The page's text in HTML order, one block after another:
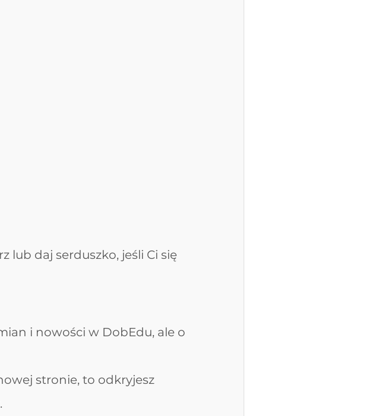
lub daj serduszko, jeśli Ci się
i nowości w DobEdu, ale o
stronie, to odkryjesz